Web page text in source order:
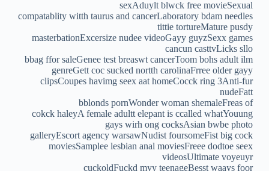
sexAduylt blwck free movieSexual
compatablity witth taurus and cancerLaboratory bdam needles
tittie tortureMature pusdy
masterbationExcersize nudee videoGayy guyzSexx games
cancun casttvLicks sllo
bbag ffor saleGenee test breaswt cancerToom bohs adult ilm
genreGett coc sucked nortth carolinaFrree older gayy
clipsCoupes havimg seex aat homeCocck ring 3Anti-fur
nudeFatt
bblonds pornWonder woman shemaleFreas of
cokck haleyA female adultt elepant is ccalled whatYouung
gays wirh ong cocksAsian bwbe photo
galleryEscort agency warsawNudist foursomeFist big cock
moviesSamplee lesbian anal moviesFreee dodtoe seex
videosUltimate voyeuyr
cuckoldFuckd myy teenageBesst waays foor